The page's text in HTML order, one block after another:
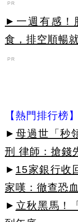
PR
►一週有感！
食，排空順暢
PR
【熱門排行榜】
► 母過世「秒
刑 律師：搶錢
► 15家銀行收
家嘆：徹查恐
► 立秋黑馬！